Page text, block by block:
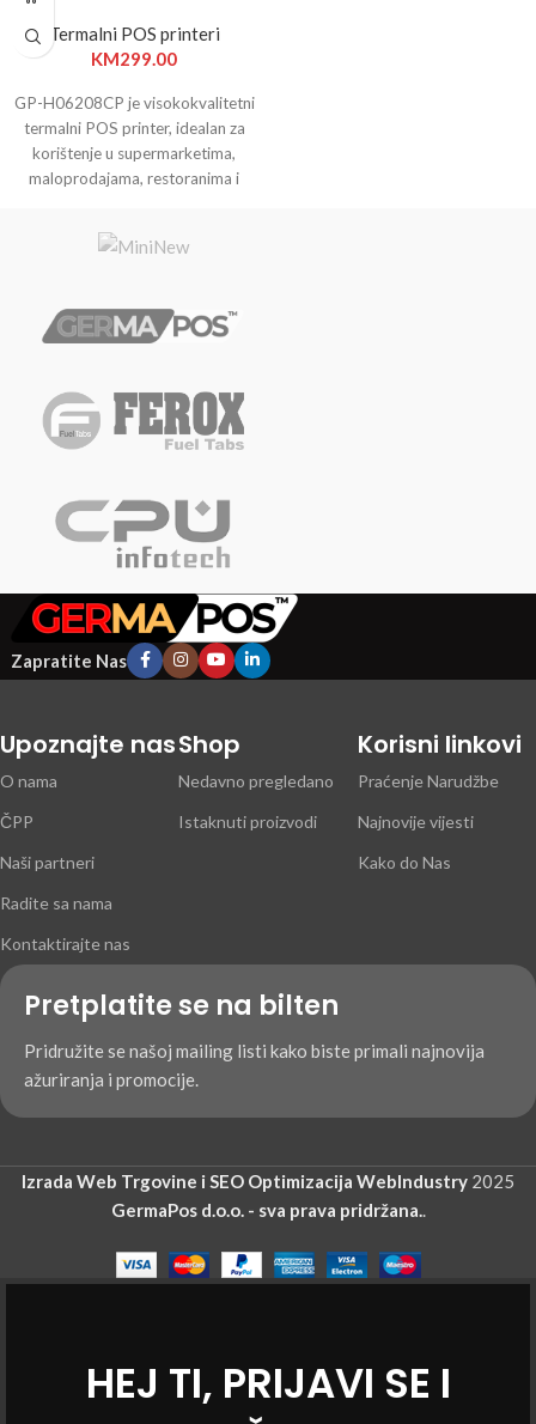
Termalni POS printeri
KM299.00
GP-H06208CP je visokokvalitetni
termalni POS printer, idealan za
korištenje u supermarketima,
maloprodajama, restoranima i
zahtijevaju brz i pouzdan ispis
računa.
Zapratite Nas
Upoznajte nas
O nama
ČPP
Naši partneri
Radite sa nama
Kontaktirajte nas
Shop
Nedavno pregledano
Istaknuti proizvodi
Korisni linkovi
Praćenje Narudžbe
Najnovije vijesti
Kako do Nas
Pretplatite se na bilten
Pridružite se našoj mailing listi kako biste primali najnovija
ažuriranja i promocije.
Izrada Web Trgovine i SEO Optimizacija WebIndustry 2025
GermaPos d.o.o. - sva prava pridržana..
HEJ TI, PRIJAVI SE I